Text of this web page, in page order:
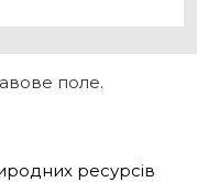
поле.
ресурсів